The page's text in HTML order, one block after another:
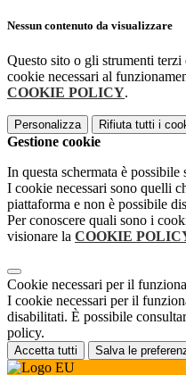
Nessun contenuto da visualizzare
Questo sito o gli strumenti
cookie necessari al
COOKIE POLICY.
Personalizza Rifiuta tutti i
Gestione cookie
In questa schermata è
I cookie necessari sono quelli
piattaforma e non è possibile
Per conoscere quali sono i
visionare la COOKIE
Cookie necessari per il
I cookie necessari per il
disabilitati. È possibile
policy.
Accetta tutti Salva le